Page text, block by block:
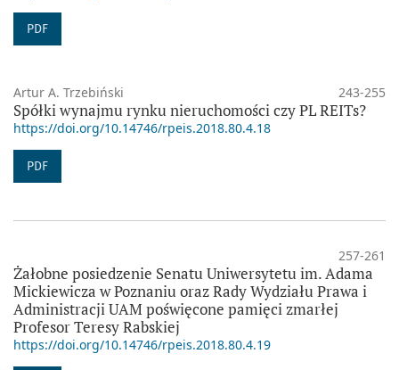
PDF
Artur A. Trzebiński 243-255
Spółki wynajmu rynku nieruchomości czy PL REITs?
https://doi.org/10.14746/rpeis.2018.80.4.18
PDF
257-261
Żałobne posiedzenie Senatu Uniwersytetu im. Adama
Mickiewicza w Poznaniu oraz Rady Wydziału Prawa i
Administracji UAM poświęcone pamięci zmarłej
Profesor Teresy Rabskiej
https://doi.org/10.14746/rpeis.2018.80.4.19